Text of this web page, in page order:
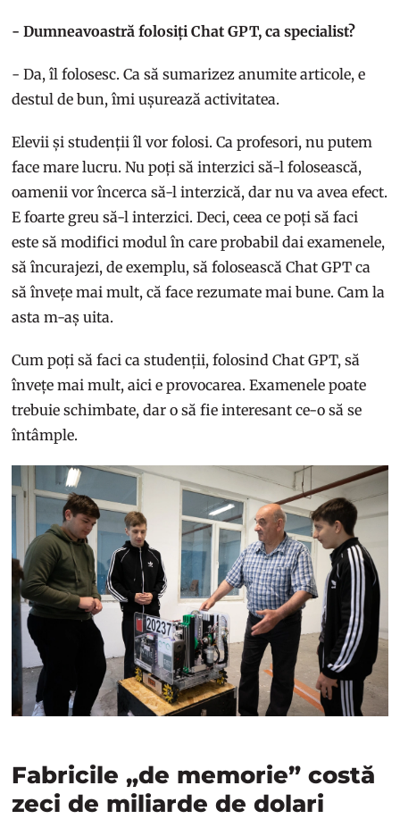
- Dumneavoastră folosiți Chat GPT, ca specialist?
- Da, îl folosesc. Ca să sumarizez anumite articole, e
destul de bun, îmi ușurează activitatea.
Elevii și studenții îl vor folosi. Ca profesori, nu putem
face mare lucru. Nu poți să interzici să-l folosească,
oamenii vor încerca să-l interzică, dar nu va avea efect.
E foarte greu să-l interzici. Deci, ceea ce poți să faci
este să modifici modul în care probabil dai examenele,
să încurajezi, de exemplu, să folosească Chat GPT ca
să învețe mai mult, că face rezumate mai bune. Cam la
asta m-aș uita.
Cum poți să faci ca studenții, folosind Chat GPT, să
învețe mai mult, aici e provocarea. Examenele poate
trebuie schimbate, dar o să fie interesant ce-o să se
întâmple.
Fabricile „de memorie” costă
zeci de miliarde de dolari